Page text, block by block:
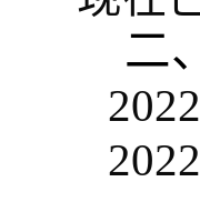
二